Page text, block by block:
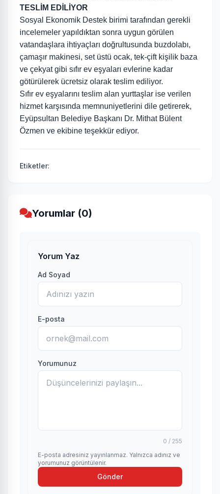
TESLİM EDİLİYOR
Sosyal Ekonomik Destek birimi tarafından gerekli
incelemeler yapıldıktan sonra uygun görülen
vatandaşlara ihtiyaçları doğrultusunda buzdolabı,
çamaşır makinesi, set üstü ocak, tek-çift kişilik baza
ve çekyat gibi sıfır ev eşyaları evlerine kadar
götürülerek ücretsiz olarak teslim ediliyor.
Sıfır ev eşyalarını teslim alan yurttaşlar ise verilen
hizmet karşısında memnuniyetlerini dile getirerek,
Eyüpsultan Belediye Başkanı Dr. Mithat Bülent
Özmen ve ekibine teşekkür ediyor.
Etiketler:
Yorumlar (0)
Yorum Yaz
Ad Soyad
E-posta
Yorumunuz
0 / 255
E-posta adresiniz yayınlanmaz. Yalnızca adınız ve
yorumunuz görüntülenir.
Gönder